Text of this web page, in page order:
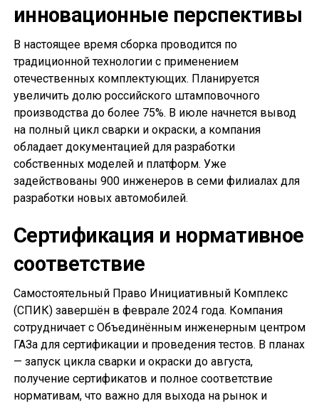
инновационные перспективы
В настоящее время сборка проводится по
традиционной технологии с применением
отечественных комплектующих. Планируется
увеличить долю российского штамповочного
производства до более 75%. В июле начнется вывод
на полный цикл сварки и окраски, а компания
обладает документацией для разработки
собственных моделей и платформ. Уже
задействованы 900 инженеров в семи филиалах для
разработки новых автомобилей.
Сертификация и нормативное
соответствие
Самостоятельный Право Инициативный Комплекс
(СПИК) завершён в феврале 2024 года. Компания
сотрудничает с Объединённым инженерным центром
ГАЗа для сертификации и проведения тестов. В планах
— запуск цикла сварки и окраски до августа,
получение сертификатов и полное соответствие
нормативам, что важно для выхода на рынок и